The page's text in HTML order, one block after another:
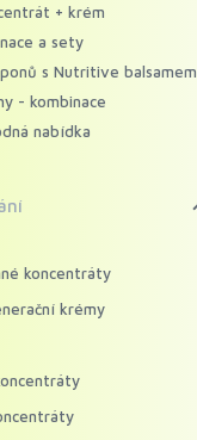
+ krém
a sety
s Nutritive balsamem
- kombinace
nabídka
koncentráty
krémy